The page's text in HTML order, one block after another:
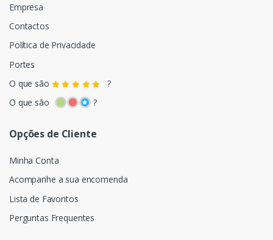
Empresa
Contactos
Política de Privacidade
Portes
O que são
?
O que são
?
Opções de Cliente
Minha Conta
Acompanhe a sua encomenda
Lista de Favoritos
Perguntas Frequentes